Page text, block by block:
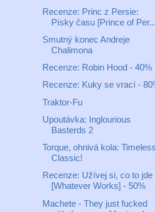
Recenze: Princ z Persie:
Písky času [Prince of Per...
Smutný konec Andreje
Chalimona
Recenze: Robin Hood - 40%
Recenze: Kuky se vrací -
Traktor-Fu
Upoutávka: Inglourious
Basterds 2
Torque, ohnivá kola: Timeless
Classic!
Recenze: Užívej si, co to jde
[Whatever Works] - 50%
Machete - They just fucked